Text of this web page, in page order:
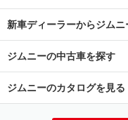
新車ディーラーからジムニ
ジムニーの中古車を探す
ジムニーのカタログを見る